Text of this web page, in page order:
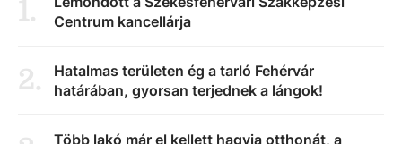
1.
Centrum kancellárja
2.
Hatalmas területen ég a tarló Fehérvár
határában, gyorsan terjednek a lángok!
Több lakó már el kellett hagyja otthonát, a